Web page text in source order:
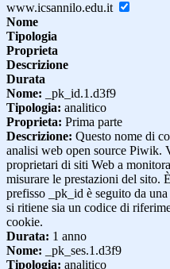
www.icsannilo.edu.it
Nome
Tipologia
Proprieta
Descrizione
Durata
Nome: _pk_id.1.d3f9
Tipologia: analitico
Proprieta: Prima parte
Descrizione: Questo nome di
analisi web open source Piwik.
proprietari di siti Web a
misurare le prestazioni del sito.
prefisso _pk_id è seguito da
si ritiene sia un codice di
cookie.
Durata: 1 anno
Nome: _pk_ses.1.d3f9
Tipologia: analitico